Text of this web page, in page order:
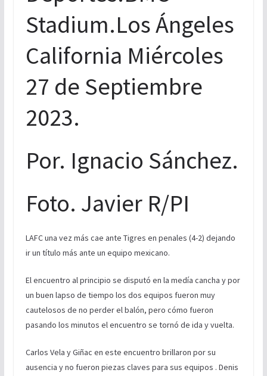
Stadium.Los Ángeles
California Miércoles
27 de Septiembre
2023.
Por. Ignacio Sánchez.
Foto. Javier R/PI
LAFC una vez más cae ante Tigres en penales (4-2) dejando
ir un título más ante un equipo mexicano.
El encuentro al principio se disputó en la medía cancha y por
un buen lapso de tiempo los dos equipos fueron muy
cautelosos de no perder el balón, pero cómo fueron
pasando los minutos el encuentro se tornó de ida y vuelta.
Carlos Vela y Giñac en este encuentro brillaron por su
ausencia y no fueron piezas claves para sus equipos . Denis